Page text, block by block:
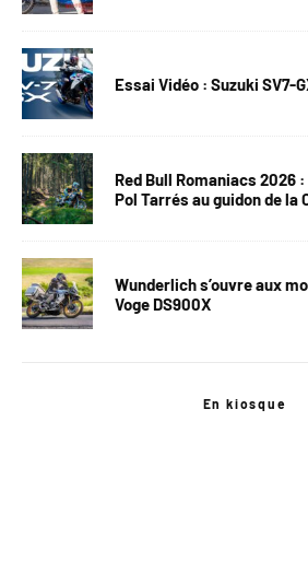
Essai Vidéo : Suzuki SV7-
Red Bull Romaniacs 2026
Pol Tarrés au guidon de la
Wunderlich s’ouvre aux
Voge DS900X
En kiosque